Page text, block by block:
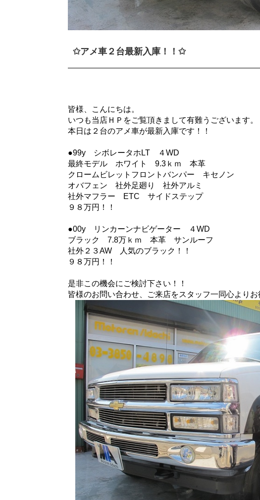
✩アメ車２台最新入庫！！✩
皆様、こんにちは。
いつも当店ＨＰをご覧頂きまして有難うございます。
本日は２台のアメ車が最新入庫です！！
●99y シボレータホLT ４WD
最終モデル ホワイト 9.3ｋｍ 本革
クロームビレットフロントバンパー キセノン
オバフェン 社外足廻り 社外アルミ
社外マフラー ETC サイドステップ
９８万円！！
●00y リンカーンナビゲーター ４WD
ブラック 7.8万ｋｍ 本革 サンルーフ
社外２３AW 人気のブラック！！
９８万円！！
是非この機会にご検討下さい！！
皆様のお問い合わせ、ご来店をスタッフ一同心よりお